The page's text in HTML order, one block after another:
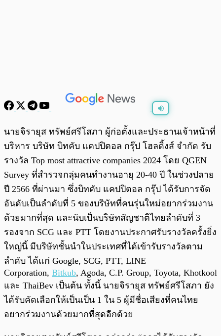
/0:00
นายจิรายุส ทรัพย์ศรีโสภา ผู้ก่อตั้งและประธานเจ้าหน้าที่
บริหาร บริษัท บิทคับ แคปปิตอล กรุ๊ป โฮลดิ้งส์ จำกัด รับ
รางวัล Top most attractive companies 2024 โดย QGEN
Survey ที่สำรวจกลุ่มคนทำงานอายุ 20-40 ปี ในช่วงปลาย
ปี 2566 ที่ผ่านมา ซึ่งบิทคับ แคปปิตอล กรุ๊ป ได้รับการจัด
อันดับเป็นลำดับที่ 5 ของบริษัทที่คนรุ่นใหม่อยากร่วมงาน
ด้วยมากที่สุด และนับเป็นบริษัทสัญชาติไทยลำดับที่ 3
รองจาก SCG และ PTT โดยงานประกาศรับรางวัลครั้งยิ่ง
ใหญ่นี้ มีบริษัทชั้นนำในประเทศที่ได้เข้ารับรางวัลตาม
ลำดับ ได้แก่ Google, SCG, PTT, LINE
Corporation, Bitkub, Agoda, C.P. Group, Toyota, Khotkool
และ ThaiBev เป็นต้น ทั้งนี้ นายจิรายุส ทรัพย์ศรีโสภา ยัง
ได้รับคัดเลือกให้เป็นเป็น 1 ใน 5 ผู้มีชื่อเสียงที่คนไทย
อยากร่วมงานด้วยมากที่สุดอีกด้วย